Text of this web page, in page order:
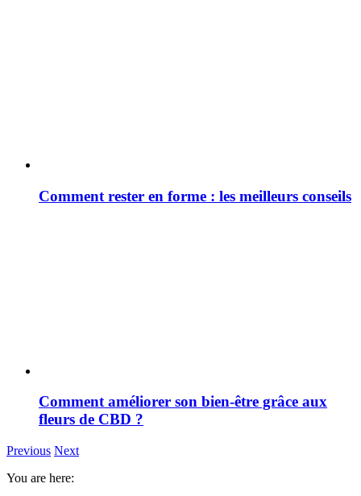
Comment rester en forme : les meilleurs conseils
Comment améliorer son bien-être grâce aux
fleurs de CBD ?
Previous Next
You are here: